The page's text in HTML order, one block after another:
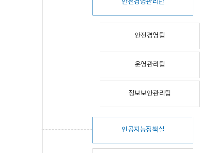
안전경영관리단
안전경영팀
운영관리팀
정보보안관리팀
인공지능정책실